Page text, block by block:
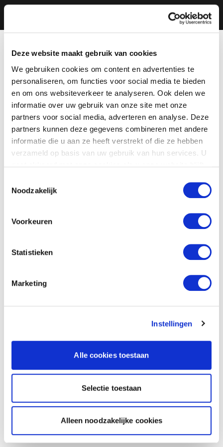
Deze website maakt gebruik van cookies
We gebruiken cookies om content en advertenties te
personaliseren, om functies voor social media te bieden
en om ons websiteverkeer te analyseren. Ook delen we
informatie over uw gebruik van onze site met onze
partners voor social media, adverteren en analyse. Deze
partners kunnen deze gegevens combineren met andere
informatie die u aan ze heeft verstrekt of die ze hebben
verzameld op basis van uw gebruik van hun services. U
Noodzakelijk
Voorkeuren
Statistieken
Marketing
Instellingen
Alle cookies toestaan
Selectie toestaan
Alleen noodzakelijke cookies